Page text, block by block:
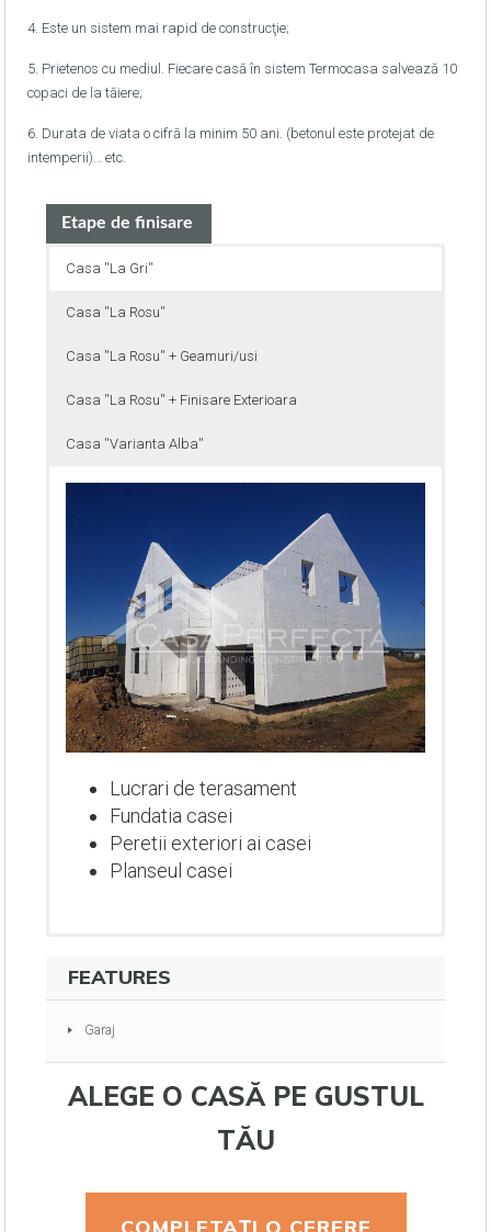
4. Este un sistem mai rapid de construcţie;
5. Prietenos cu mediul. Fiecare casă în sistem Termocasa salvează 10
copaci de la tăiere;
6. Durata de viata o cifră la minim 50 ani. (betonul este protejat de
intemperii)… etc.
Etape de finisare
Casa ''La Gri''
Casa ''La Rosu''
Casa ''La Rosu'' + Geamuri/usi
Casa ''La Rosu'' + Finisare Exterioara
Casa ''Varianta Alba''
Lucrari de terasament
Fundatia casei
Peretii exteriori ai casei
Planseul casei
FEATURES
Garaj
ALEGE O CASĂ PE GUSTUL
TĂU